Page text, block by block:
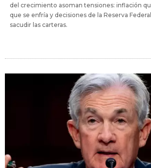
del crecimiento asoman tensiones: inflación
que se enfría y decisiones de la Reserva
sacudir las carteras.